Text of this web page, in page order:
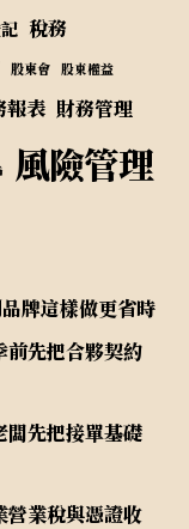
稅務
股東會 股東權益
報表 財務管理
風險管理
牌這樣做更省時
前先把合夥契約
闆先把接單基礎
營業稅與憑證收